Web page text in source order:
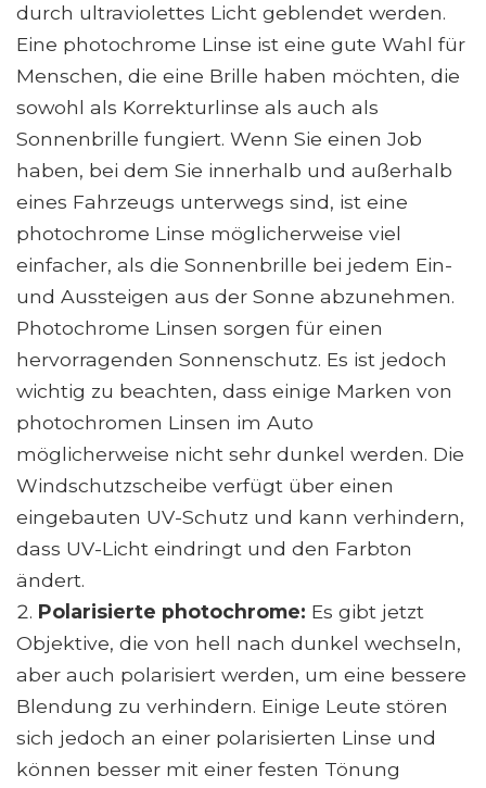
durch ultraviolettes Licht geblendet werden.
Eine photochrome Linse ist eine gute Wahl für
Menschen, die eine Brille haben möchten, die
sowohl als Korrekturlinse als auch als
Sonnenbrille fungiert. Wenn Sie einen Job
haben, bei dem Sie innerhalb und außerhalb
eines Fahrzeugs unterwegs sind, ist eine
photochrome Linse möglicherweise viel
einfacher, als die Sonnenbrille bei jedem Ein-
und Aussteigen aus der Sonne abzunehmen.
Photochrome Linsen sorgen für einen
hervorragenden Sonnenschutz. Es ist jedoch
wichtig zu beachten, dass einige Marken von
photochromen Linsen im Auto
möglicherweise nicht sehr dunkel werden. Die
Windschutzscheibe verfügt über einen
eingebauten UV-Schutz und kann verhindern,
dass UV-Licht eindringt und den Farbton
ändert.
Polarisierte photochrome: Es gibt jetzt
Objektive, die von hell nach dunkel wechseln,
aber auch polarisiert werden, um eine bessere
Blendung zu verhindern. Einige Leute stören
sich jedoch an einer polarisierten Linse und
können besser mit einer festen Tönung